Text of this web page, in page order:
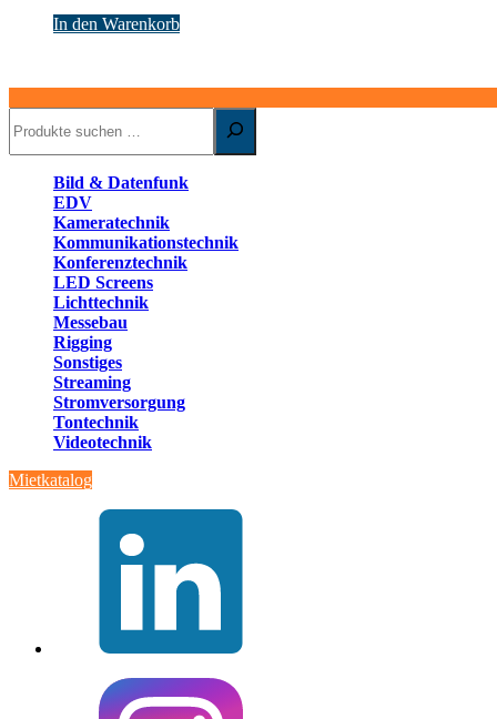
In den Warenkorb
Bild & Datenfunk
EDV
Kameratechnik
Kommunikationstechnik
Konferenztechnik
LED Screens
Lichttechnik
Messebau
Rigging
Sonstiges
Streaming
Stromversorgung
Tontechnik
Videotechnik
Mietkatalog